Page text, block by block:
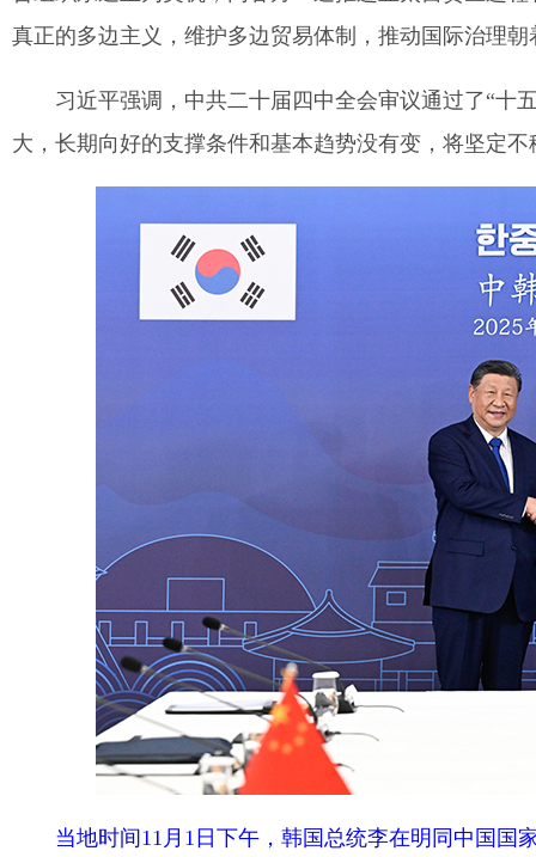
真正的多边主义，维护多边贸易体制，推动国际治理
习近平强调，中共二十届四中全会审议通过了“十
大，长期向好的支撑条件和基本趋势没有变，将坚定
当地时间11月1日下午，韩国总统李在明同中国国